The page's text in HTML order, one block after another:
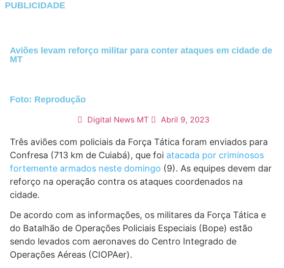
PUBLICIDADE
Aviões levam reforço militar para conter ataques em cidade de
MT
Foto: Reprodução
Digital News MT Abril 9, 2023
Três aviões com policiais da Força Tática foram enviados para
Confresa (713 km de Cuiabá), que foi atacada por criminosos
fortemente armados neste domingo (9). As equipes devem dar
reforço na operação contra os ataques coordenados na
cidade.
De acordo com as informações, os militares da Força Tática e
do Batalhão de Operações Policiais Especiais (Bope) estão
sendo levados com aeronaves do Centro Integrado de
Operações Aéreas (CIOPAer).